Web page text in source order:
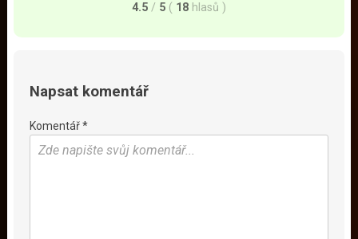
4.5 / 5 ( 18 hlasů )
Napsat komentář
Komentář *